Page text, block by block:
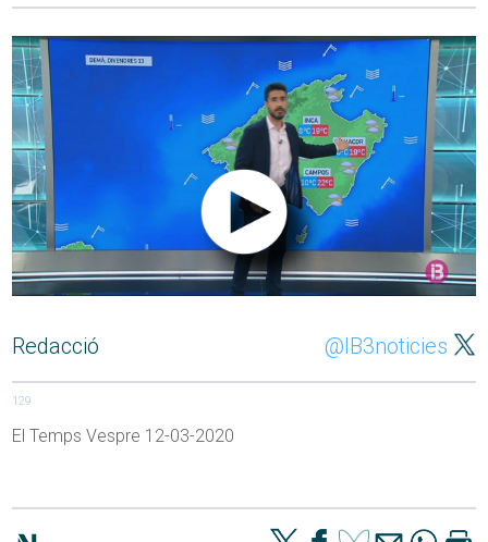
Redacció @IB3noticies
129
El Temps Vespre 12-03-2020